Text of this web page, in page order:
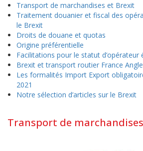
Transport de marchandises et Brexit
Traitement douanier et fiscal des
le Brexit
Droits de douane et quotas
Origine préférentielle
Facilitations pour le statut d’opérateur
Brexit et transport routier France
Les formalités Import Export
2021
Notre sélection d’articles sur le Brexit
Transport de